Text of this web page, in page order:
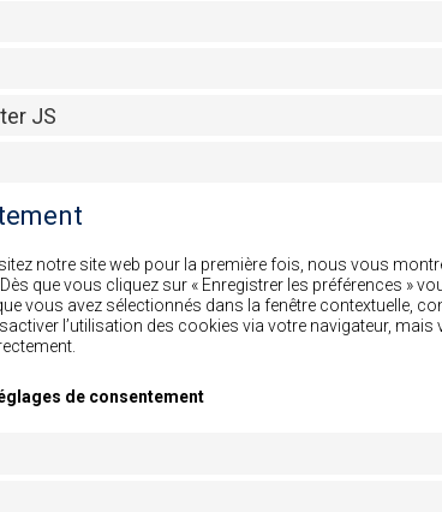
JS
notre site web pour la première fois, nous vous
que vous cliquez sur « Enregistrer les préférences »
vous avez sélectionnés dans la fenêtre contextuelle,
l’utilisation des cookies via votre navigateur, mais
de consentement